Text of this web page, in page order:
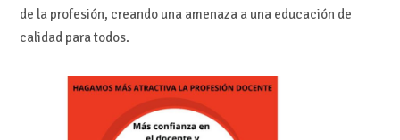
de la profesión, creando una amenaza a una educación de
calidad para todos.